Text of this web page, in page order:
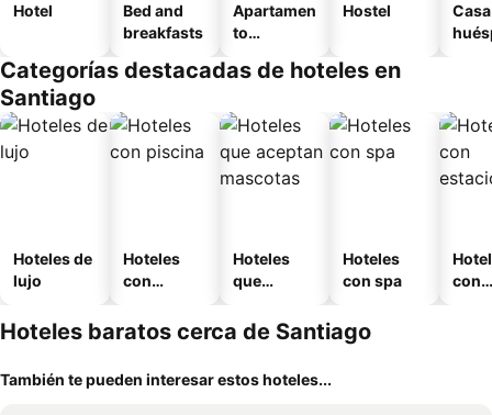
Hotel
Bed and
breakfasts
Apartamen
to
o
Hostel
Categorías destacadas de hoteles en
Santiago
Hoteles de
lujo
Hoteles
con
Hoteles
que
mascotas
Hoteles
con spa
con
Hoteles baratos cerca de Santiago
También te pueden interesar estos hoteles...